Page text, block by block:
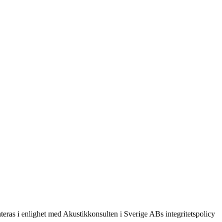
i enlighet med Akustikkonsulten i Sverige ABs integritetspolicy